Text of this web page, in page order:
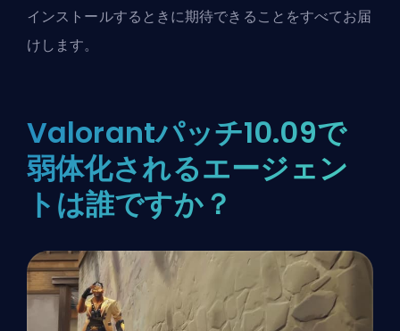
インストールするときに期待できることをすべてお届
けします。
Valorantパッチ10.09で
弱体化されるエージェン
トは誰ですか？